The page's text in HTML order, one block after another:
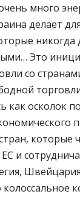
много
делает
никогда
Это
со
как осколок
которые
и